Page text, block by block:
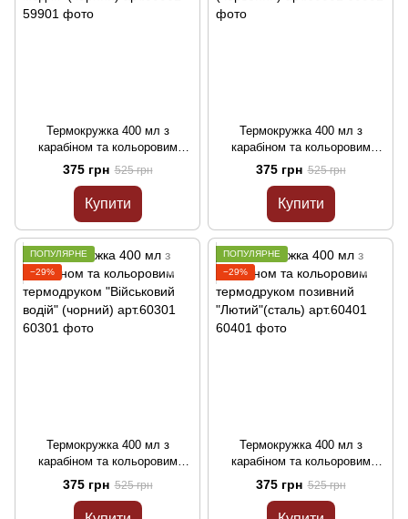
Термокружка 400 мл з
карабіном та кольоровим
термодруком "Бойовий медик"
(чорний) арт.59901
375 грн 525 грн
Купити
Термокружка 400 мл з
карабіном та кольоровим
термодруком "14 ОМБР"
(червоний) арт.60001
375 грн 525 грн
Купити
ПОПУЛЯРНЕ
−29%
Термокружка 400 мл з
карабіном та кольоровим
термодруком "Військовий
водій" (чорний) арт.60301
375 грн 525 грн
ПОПУЛЯРНЕ
−29%
Термокружка 400 мл з
карабіном та кольоровим
термодруком позивний
"Лютий"(сталь) арт.60401
375 грн 525 грн